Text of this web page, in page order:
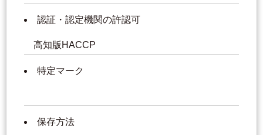
認証・認定機関の許認可
高知版HACCP
特定マーク
保存方法